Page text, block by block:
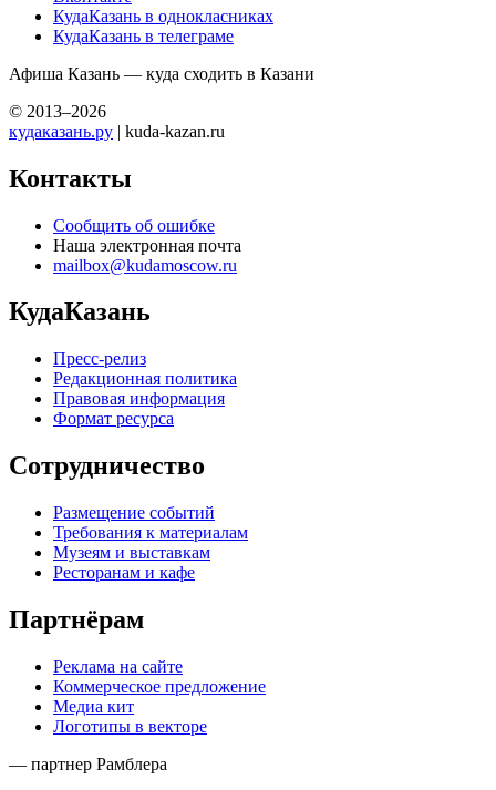
КудаКазань в однокласниках
КудаКазань в телеграме
Афиша Казань — куда сходить в Казани
© 2013–2026
кудаказань.ру | kuda-kazan.ru
Контакты
Сообщить об ошибке
Наша электронная почта
mailbox@kudamoscow.ru
КудаКазань
Пресс-релиз
Редакционная политика
Правовая информация
Формат ресурса
Сотрудничество
Размещение событий
Требования к материалам
Музеям и выставкам
Ресторанам и кафе
Партнёрам
Реклама на сайте
Коммерческое предложение
Медиа кит
Логотипы в векторе
— партнер Рамблера